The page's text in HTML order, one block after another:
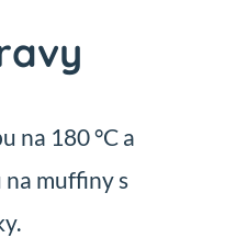
na 180 °C a
muffiny s